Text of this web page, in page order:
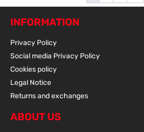
INFORMATION
Privacy Policy
Social media Privacy Policy
Cookies policy
Legal Notice
Returns and exchanges
ABOUT US